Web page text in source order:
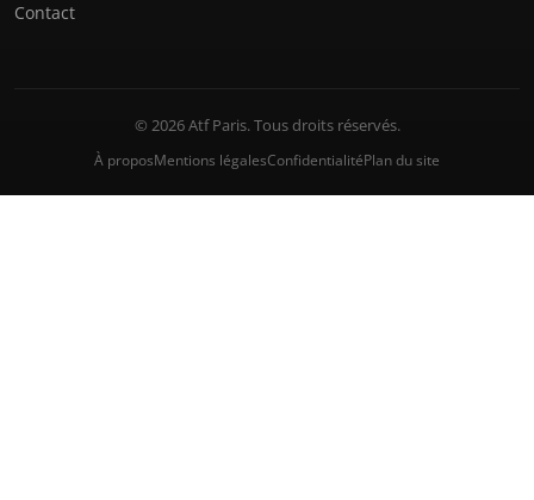
Contact
© 2026 Atf Paris. Tous droits réservés.
À proposMentions légalesConfidentialitéPlan du site